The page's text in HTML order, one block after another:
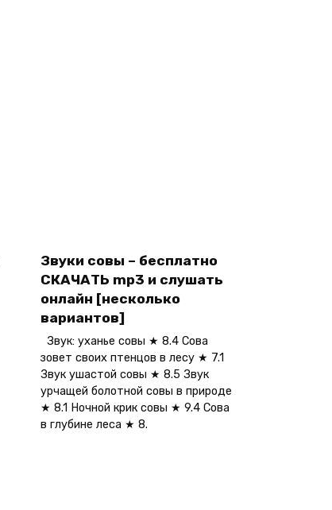
Звуки совы – бесплатно
СКАЧАТЬ mp3 и слушать
онлайн [несколько
вариантов]
Звук: уханье совы ★ 8.4 Сова
зовет своих птенцов в лесу ★ 7.1
Звук ушастой совы ★ 8.5 Звук
урчащей болотной совы в природе
★ 8.1 Ночной крик совы ★ 9.4 Сова
в глубине леса ★ 8.